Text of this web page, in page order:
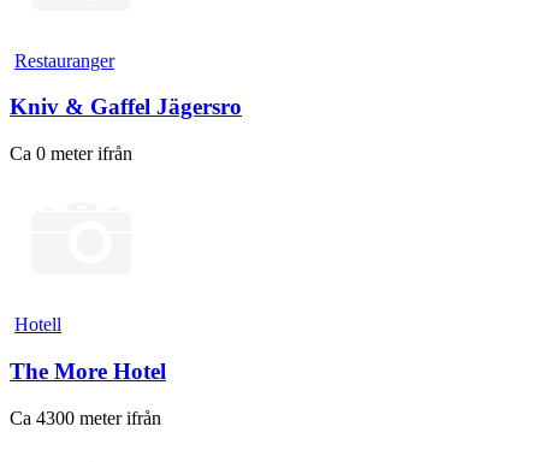
Restauranger
Kniv & Gaffel Jägersro
Ca 0 meter ifrån
Hotell
The More Hotel
Ca 4300 meter ifrån